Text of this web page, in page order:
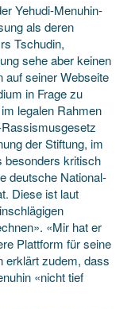
Yehudi-Menuhin-
als deren
Tschudin,
sehe aber keinen
auf seiner Webseite
in Frage zu
legalen Rahmen
der Stiftung, im
besonders kritisch
deutsche National-
Diese ist laut
«Mir hat er
Plattform für seine
erklärt zudem, dass
«nicht tief